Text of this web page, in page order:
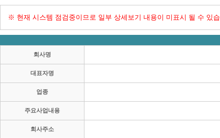
※ 현재 시스템 점검중이므로 일부 상세보기 내용이 미표시 될 수 있
회사명
대표자명
업종
주요사업내용
회사주소